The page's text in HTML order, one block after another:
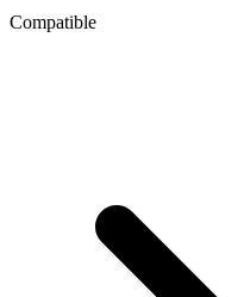
Compatible